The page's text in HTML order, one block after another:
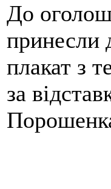
До
принесли
плакат з
за